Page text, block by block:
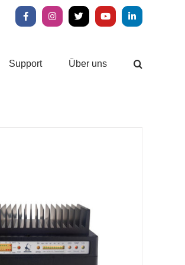
FacebookInstagram
X YouTubeLinkedIn
Support Über uns